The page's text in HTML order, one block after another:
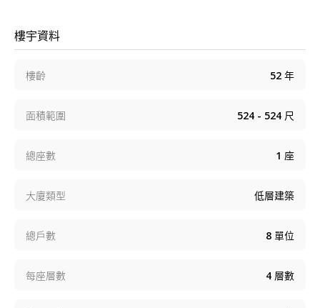
樓宇資料
樓齡 52 年
面積範圍 524 - 524 尺
總座數 1 座
大廈類型 低層建築
總戶數 8 單位
每座層數 4 層數